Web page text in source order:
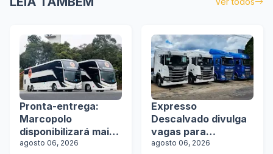
Pronta-entrega:
Marcopolo
disponibilizará mais
de 100 ônibus para
agosto 06, 2026
Expresso
Descalvado divulga
vagas para
motoristas
agosto 06, 2026